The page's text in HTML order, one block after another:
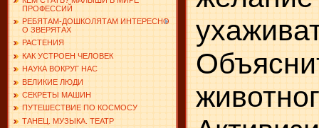
ПРОФЕССИЙ
РЕБЯТАМ-ДОШКОЛЯТАМ ИНТЕРЕСНО
О ЗВЕРЯТАХ
РАСТЕНИЯ
КАК УСТРОЕН ЧЕЛОВЕК
НАУКА ВОКРУГ НАС
ВЕЛИКИЕ ЛЮДИ
СЕКРЕТЫ МАШИН
ПУТЕШЕСТВИЕ ПО КОСМОСУ
ТАНЕЦ. МУЗЫКА. ТЕАТР